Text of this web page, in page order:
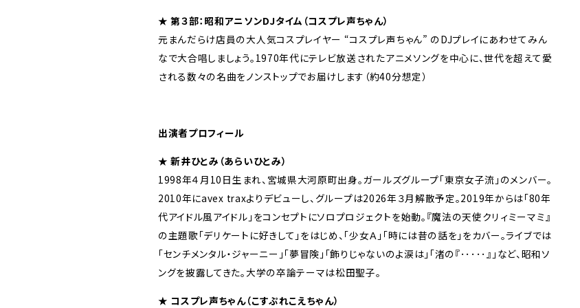
★ 第３部：昭和アニソンDJタイム（コスプレ声ちゃん）
元まんだらけ店員の大人気コスプレイヤー “コスプレ声ちゃん” のDJプレイにあわせてみん
なで大合唱しましょう。1970年代にテレビ放送されたアニメソングを中心に、世代を超えて愛
される数々の名曲をノンストップでお届けします（約40分想定）
出演者プロフィール
★ 新井ひとみ（あらいひとみ）
1998年４月10日生まれ、宮城県大河原町出身。ガールズグループ「東京女子流」のメンバー。
2010年にavex traxよりデビューし、グループは2026年３月解散予定。2019年からは「80年
代アイドル風アイドル」をコンセプトにソロプロジェクトを始動。『魔法の天使クリィミーマミ』
の主題歌「デリケートに好きして」をはじめ、「少女Ａ」「時には昔の話を」をカバー。ライブでは
「センチメンタル・ジャーニー」「夢冒険」「飾りじゃないのよ涙は」「渚の『･････』」など、昭和ソ
ングを披露してきた。大学の卒論テーマは松田聖子。
★ コスプレ声ちゃん（こすぷれこえちゃん）